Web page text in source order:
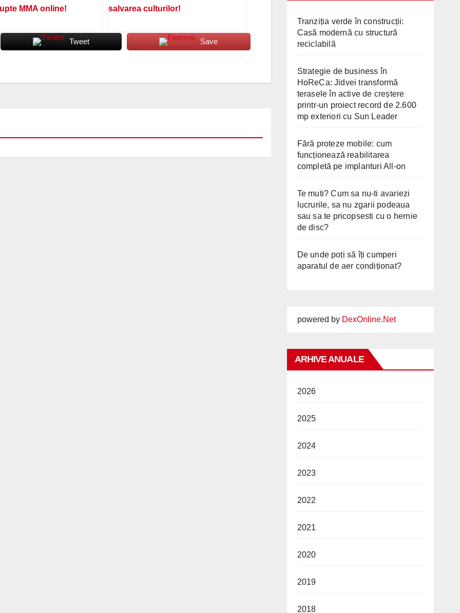
MMA online!
salvarea culturilor!
Tweet Save
Tranziția verde în construcții:
Casă modernă cu structură
reciclabilă
Strategie de business în
HoReCa: Jidvei transformă
terasele în active de creștere
printr-un proiect record de 2.600
mp exteriori cu Sun Leader
Fără proteze mobile: cum
funcționează reabilitarea
completă pe implanturi All-on
Te muti? Cum sa nu-ti avariezi
lucrurile, sa nu zgarii podeaua
sau sa te pricopsesti cu o hernie
de disc?
De unde poți să îți cumperi
aparatul de aer condiționat?
powered by DexOnline.Net
ARHIVE ANUALE
2026
2025
2024
2023
2022
2021
2020
2019
2018